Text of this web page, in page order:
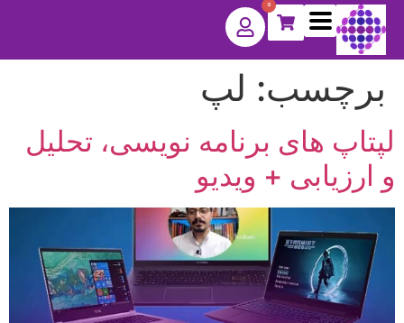
0
برچسب: لپ
لپتاپ های برنامه نویسی، تحلیل
و ارزیابی + ویدیو